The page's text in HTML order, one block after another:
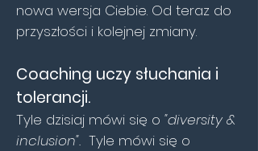
nowa wersja Ciebie. Od teraz do
przyszłości i kolejnej zmiany.
Coaching uczy słuchania i
tolerancji.
Tyle dzisiaj mówi się o "diversity &
inclusion". Tyle mówi się o